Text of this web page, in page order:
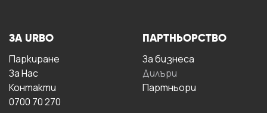
ЗА URBO
Паркиране
За Hас
Контакти
0700 70 270
ПАРТНЬОРСТВО
За бизнесa
Дилъри
Партньори